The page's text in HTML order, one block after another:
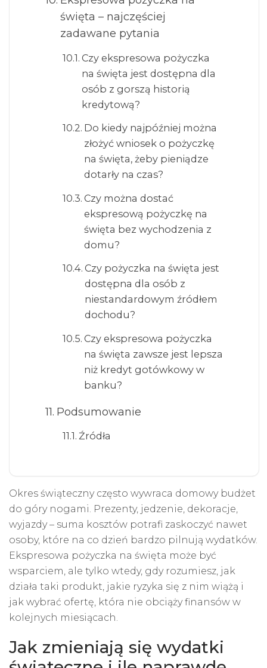
święta – najczęściej
zadawane pytania
Czy ekspresowa pożyczka
na święta jest dostępna dla
osób z gorszą historią
kredytową?
Do kiedy najpóźniej można
złożyć wniosek o pożyczkę
na święta, żeby pieniądze
dotarły na czas?
Czy można dostać
ekspresową pożyczkę na
święta bez wychodzenia z
domu?
Czy pożyczka na święta jest
dostępna dla osób z
niestandardowym źródłem
dochodu?
Czy ekspresowa pożyczka
na święta zawsze jest lepsza
niż kredyt gotówkowy w
banku?
Podsumowanie
Źródła
Okres świąteczny często wywraca domowy budżet
do góry nogami. Prezenty, jedzenie, dekoracje,
wyjazdy – suma kosztów potrafi zaskoczyć nawet
osoby, które na co dzień bardzo pilnują wydatków.
Ekspresowa pożyczka na święta może być
wsparciem, ale tylko wtedy, gdy rozumiesz, jak
działa taki produkt, jakie ryzyka się z nim wiążą i
jak wybrać ofertę, która nie obciąży finansów w
kolejnych miesiącach.
Jak zmieniają się wydatki